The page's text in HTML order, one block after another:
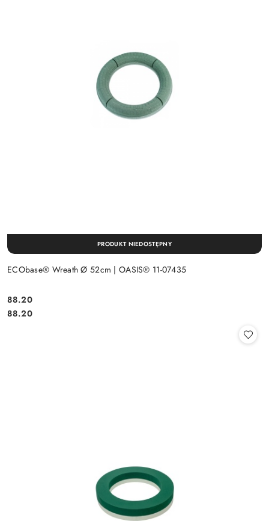
ECObase® Wreath Ø 52cm | OASIS® 11-07435
Cena:
88.20
Cena:
88.20
PRODUKT NIEDOSTĘPNY